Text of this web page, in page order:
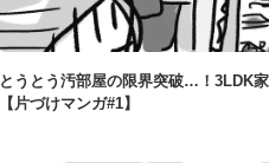
とうとう汚部屋の限界突破…！3LDK
【片づけマンガ#1】